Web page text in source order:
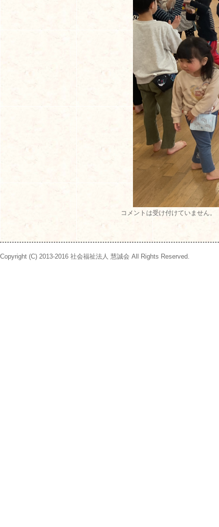
コメントは受け付けていません。
Copyright (C) 2013-2016 社会福祉法人 慧誠会 All Rights Reserved.